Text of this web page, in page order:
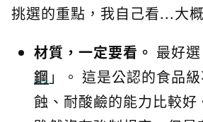
挑選的重點，我自己看...大
材質，一定要看。 最好
鋼」。 這是公認的食品
蝕、耐酸鹼的能力比較好